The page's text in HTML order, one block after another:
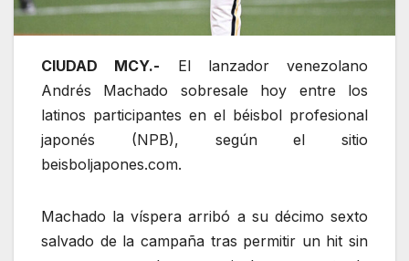
CIUDAD MCY.- El lanzador venezolano
Andrés Machado sobresale hoy entre los
latinos participantes en el béisbol profesional
japonés (NPB), según el sitio
beisboljapones.com.
Machado la víspera arribó a su décimo sexto
salvado de la campaña tras permitir un hit sin